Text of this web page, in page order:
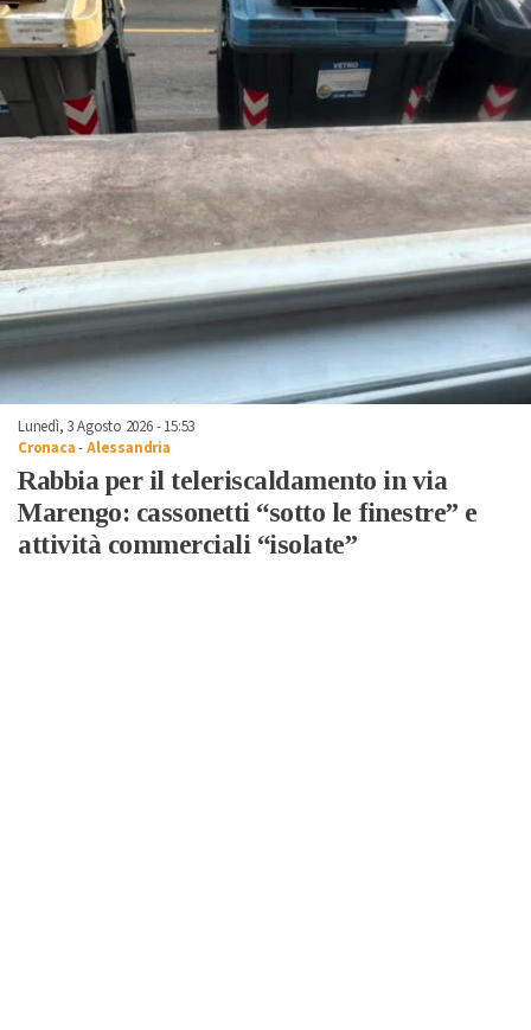
Lunedì, 3 Agosto 2026 - 15:53
Cronaca-Alessandria
Rabbia per il teleriscaldamento in via
Marengo: cassonetti “sotto le finestre” e
attività commerciali “isolate”